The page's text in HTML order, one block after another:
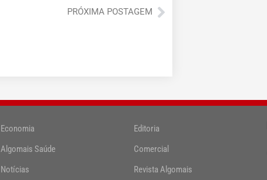
PRÓXIMA POSTAGEMPróximo
Economia
Algomais Saúde
Notícias
Editoria
Comercial
Revista Algomais